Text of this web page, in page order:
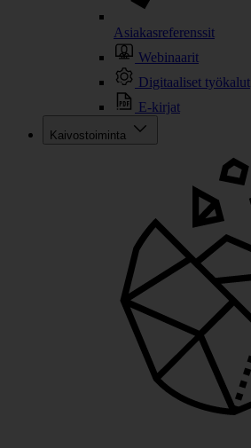
Asiakasreferenssit
Webinaarit
Digitaaliset työkalut
E-kirjat
Kaivostoiminta